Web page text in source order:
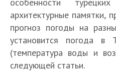
особенности
архитектурные памятки,
прогноз погоды на
установится погода в
(температура воды и
следующей статьи.